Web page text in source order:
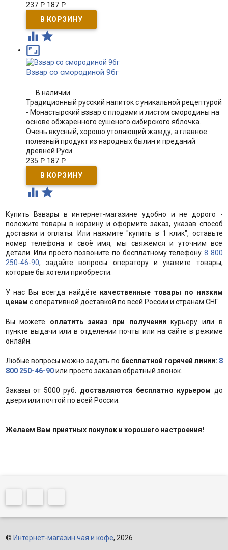
237 Р 187 Р
 

Взвар со смородиной 96г
В наличии
Традиционный русский напиток с уникальной рецептурой
- Монастырский взвар с плодами и листом смородины на
основе обжаренного сушеного сибирского яблочка.
Очень вкусный, хорошо утоляющий жажду, а главное
полезный продукт из народных былин и преданий
древней Руси.
235 Р 187 Р
 
Купить Взвары в интернет-магазине удобно и не дорого -
положите товары в корзину и оформите заказ, указав способ
доставки и оплаты. Или нажмите "купить в 1 клик", оставьте
номер телефона и своё имя, мы свяжемся и уточним все
детали. Или просто позвоните по бесплатному телефону 8 800
250-46-90, задайте вопросы оператору и укажите товары,
которые бы хотели приобрести.
У нас Вы всегда найдёте качественные товары по низким
ценам с оперативной доставкой по всей России и странам СНГ.
Вы можете оплатить заказ при получении курьеру или в
пункте выдачи или в отделении почты или на сайте в режиме
онлайн.
Любые вопросы можно задать по бесплатной горячей линии: 8
800 250-46-90или просто заказав обратный звонок.
Заказы от 5000 руб. доставляются бесплатно курьером до
двери или почтой по всей России.
Желаем Вам приятных покупок и хорошего настроения!
© Интернет-магазин чая и кофе, 2026